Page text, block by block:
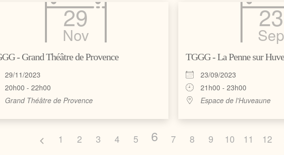
29
Nov
- Grand Théâtre de Provence
29/11/2023
20h00 - 22h00
Grand Théâtre de Provence
23
Sep
TGGG - La Penne sur
23/09/2023
21h00 - 23h00
Espace de l'Huveaune
1 2 3 4 5 6 7 8 9 10 11 12